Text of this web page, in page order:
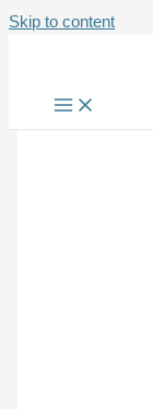
Skip to content